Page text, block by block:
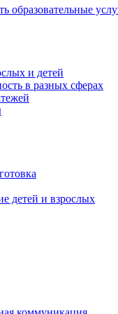
образовательные
и детей
в разных сферах
детей и взрослых